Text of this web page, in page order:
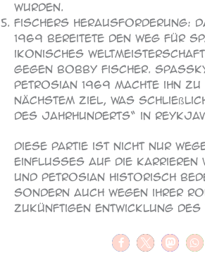
wurden.
Fischers Herausforderung:
1969 bereitete den Weg für
ikonisches
gegen Bobby Fischer.
Petrosian 1969 machte ihn
nächstem Ziel, was
des Jahrhunderts“ in
Diese Partie ist nicht nur
Einflusses auf die Karrieren
und Petrosian historisch
sondern auch wegen ihrer
zukünftigen Entwicklung des